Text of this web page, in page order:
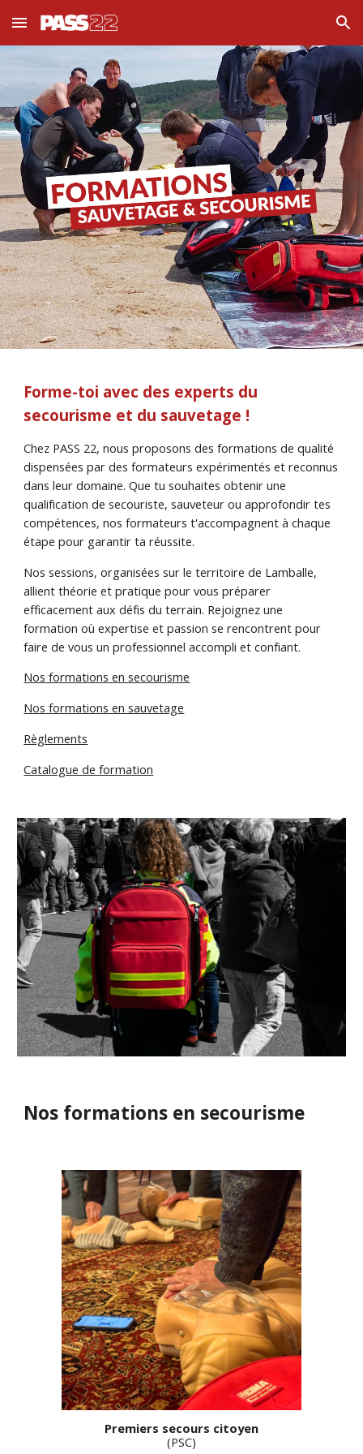
Skip to main content Skip to navigation
Forme-toi avec des experts du
secourisme et du sauvetage !
Chez PASS 22, nous proposons des formations de qualité
dispensées par des formateurs expérimentés et reconnus
dans leur domaine. Que tu souhaites obtenir une
qualification de secouriste, sauveteur ou approfondir tes
compétences, nos formateurs t'accompagnent à chaque
étape pour garantir ta réussite.
Nos sessions, organisées sur le territoire de Lamballe,
allient théorie et pratique pour vous préparer
efficacement aux défis du terrain. Rejoignez une
formation où expertise et passion se rencontrent pour
faire de vous un professionnel accompli et confiant.
Nos formations en secourisme
Nos formations en sauvetage
Règlements
Catalogue de formation
Nos formations en secourisme
Premiers secours citoyen
(PSC)